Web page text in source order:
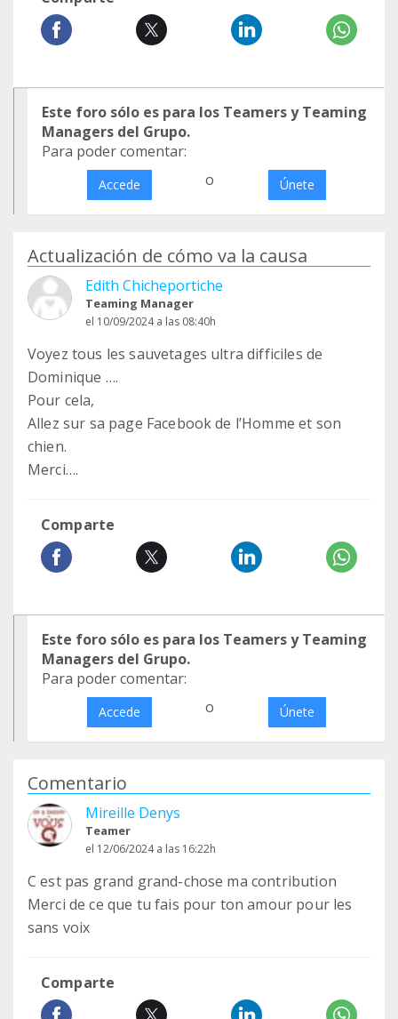
Este foro sólo es para los Teamers y Teaming
Managers del Grupo.
Para poder comentar:
Accede o Únete
Actualización de cómo va la causa
Edith Chicheportiche
Teaming Manager
el 10/09/2024 a las 08:40h
Voyez tous les sauvetages ultra difficiles de
Dominique ….
Pour cela,
Allez sur sa page Facebook de l’Homme et son
chien.
Merci….
Comparte
Este foro sólo es para los Teamers y Teaming
Managers del Grupo.
Para poder comentar:
Accede o Únete
Comentario
Mireille Denys
Teamer
el 12/06/2024 a las 16:22h
C est pas grand grand-chose ma contribution
Merci de ce que tu fais pour ton amour pour les
sans voix
Comparte